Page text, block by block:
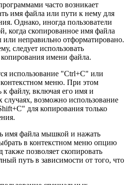
часто возникает
имя файла или пути к нему для
Однако, иногда пользователи
когда скопированное имя файла
неправильно отформатировано.
следует использовать
имени файла.
использование "Ctrl+C" или
меню. При этом
к файлу, включая его имя и
возможно использование
для копирования только
имя файла мышкой и нажать
в контекстном меню опцию
позволяет скопировать
путь в зависимости от того, что